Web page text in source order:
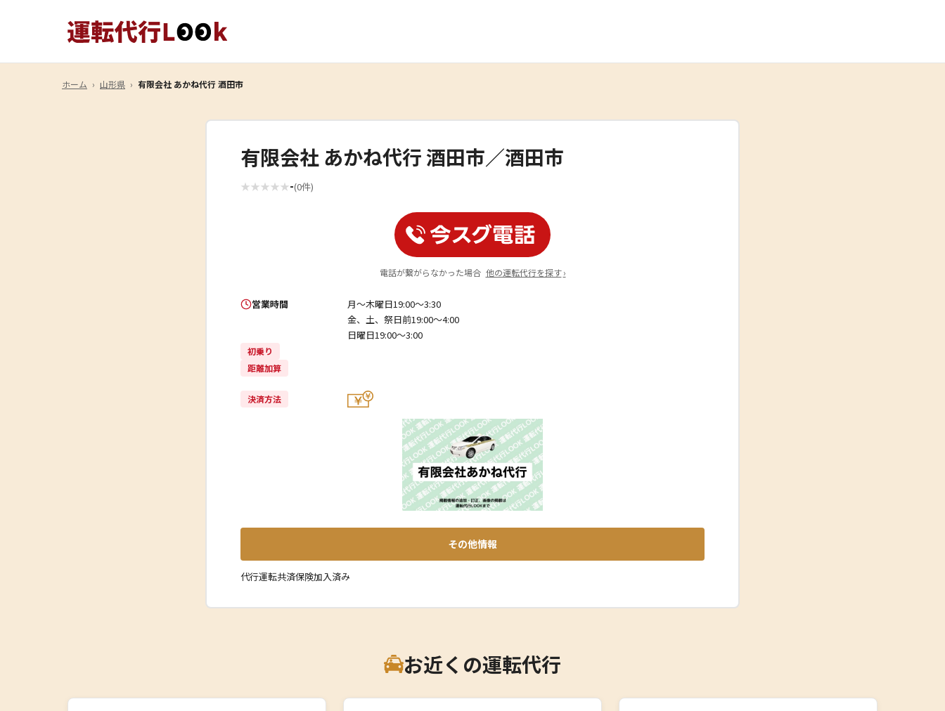
ホーム › 山形県 › 有限会社 あかね代行 酒田市
有限会社 あかね代行 酒田市／酒田市
★★★★★-(0件)
電話が繋がらなかった場合 他の運転代行を探す ›
営業時間
月～木曜日19:00～3:30
金、土、祭日前19:00～4:00
日曜日19:00～3:00
初乗り
距離加算
決済方法
その他情報
代行運転共済保険加入済み
お近くの運転代行